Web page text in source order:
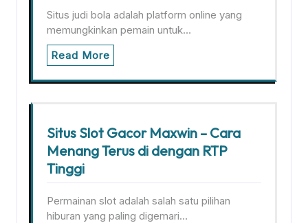
Situs judi bola adalah platform online yang
memungkinkan pemain untuk…
Read More
Situs Slot Gacor Maxwin – Cara
Menang Terus di dengan RTP
Tinggi
Permainan slot adalah salah satu pilihan
hiburan yang paling digemari…